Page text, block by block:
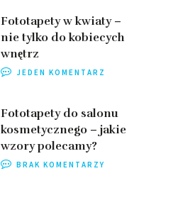
Fototapety w kwiaty –
nie tylko do kobiecych
wnętrz
JEDEN KOMENTARZ
Fototapety do salonu
kosmetycznego – jakie
wzory polecamy?
BRAK KOMENTARZY